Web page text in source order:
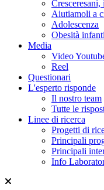
Aiutiamoli a
Adolescenza
Obesità
Media
Video
Reel
Questionari
L'esperto risponde
Il nostro team
Tutte le
Linee di ricerca
Progetti di
Principali
Principali
Info